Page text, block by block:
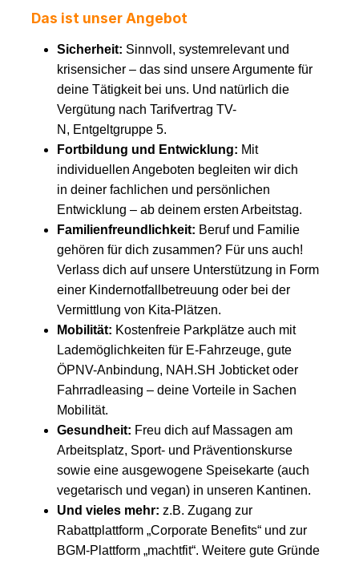
Das ist unser Angebot
Sicherheit: Sinnvoll, systemrelevant und
krisensicher – das sind unsere Argumente für
deine Tätigkeit bei uns. Und natürlich die
Vergütung nach Tarifvertrag TV-
N, Entgeltgruppe 5.
Fortbildung und Entwicklung: Mit
individuellen Angeboten begleiten wir dich
in deiner fachlichen und persönlichen
Entwicklung – ab deinem ersten Arbeitstag.
Familienfreundlichkeit: Beruf und Familie
gehören für dich zusammen? Für uns auch!
Verlass dich auf unsere Unterstützung in Form
einer Kindernotfallbetreuung oder bei der
Vermittlung von Kita-Plätzen.
Mobilität: Kostenfreie Parkplätze auch mit
Lademöglichkeiten für E-Fahrzeuge, gute
ÖPNV-Anbindung, NAH.SH Jobticket oder
Fahrradleasing – deine Vorteile in Sachen
Mobilität.
Gesundheit: Freu dich auf Massagen am
Arbeitsplatz, Sport- und Präventionskurse
sowie eine ausgewogene Speisekarte (auch
vegetarisch und vegan) in unseren Kantinen.
Und vieles mehr: z.B. Zugang zur
Rabattplattform „Corporate Benefits“ und zur
BGM-Plattform „machtfit“. Weitere gute Gründe